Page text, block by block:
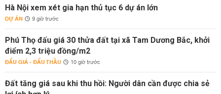
Hà Nội xem xét gia hạn thủ tục 6 dự án lớn
DỰ ÁN 9 giờ trước
Phú Thọ đấu giá 30 thửa đất tại xã Tam Dương Bắc, khởi
điểm 2,3 triệu đồng/m2
ĐẤU GIÁ - ĐẤU THẦU 10 giờ trước
Đất tăng giá sau khi thu hồi: Người dân cần được chia sẻ